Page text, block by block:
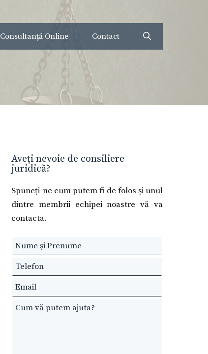
Consultanță Online Contact
Aveți nevoie de consiliere
juridică?
Spuneți-ne cum putem fi de folos și unul
dintre membrii echipei noastre vă va
contacta.
Leave
this
field
blank